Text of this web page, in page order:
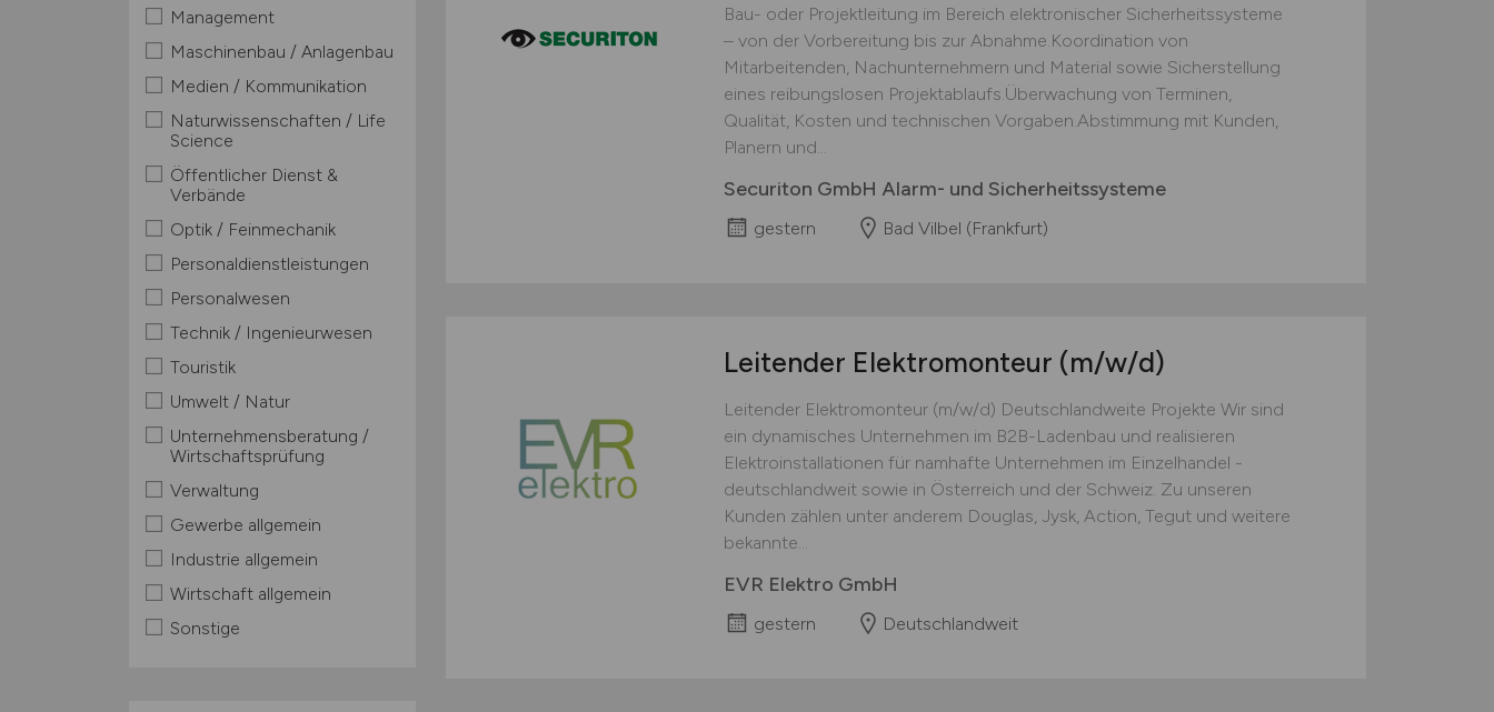
Management
Maschinenbau / Anlagenbau
Medien / Kommunikation
Naturwissenschaften / Life
Science
Öffentlicher Dienst &
Verbände
Optik / Feinmechanik
Personaldienstleistungen
Personalwesen
Technik / Ingenieurwesen
Touristik
Umwelt / Natur
Unternehmensberatung /
Wirtschaftsprüfung
Verwaltung
Gewerbe allgemein
Industrie allgemein
Wirtschaft allgemein
Sonstige
Bau- oder Projektleitung im Bereich elektronischer Sicherheitssysteme
– von der Vorbereitung bis zur Abnahme.Koordination von
Mitarbeitenden, Nachunternehmern und Material sowie Sicherstellung
eines reibungslosen Projektablaufs.Überwachung von Terminen,
Qualität, Kosten und technischen Vorgaben.Abstimmung mit Kunden,
Planern und...
Securiton GmbH Alarm- und Sicherheitssysteme
gestern Bad Vilbel (Frankfurt)
Leitender Elektromonteur (m/w/d)
Leitender Elektromonteur (m/w/d) Deutschlandweite Projekte Wir sind
ein dynamisches Unternehmen im B2B-Ladenbau und realisieren
Elektroinstallationen für namhafte Unternehmen im Einzelhandel -
deutschlandweit sowie in Österreich und der Schweiz. Zu unseren
Kunden zählen unter anderem Douglas, Jysk, Action, Tegut und weitere
bekannte...
EVR Elektro GmbH
gestern Deutschlandweit